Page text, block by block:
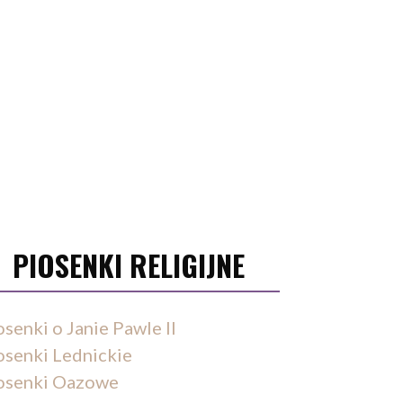
PIOSENKI RELIGIJNE
o Janie Pawle II
Lednickie
Oazowe